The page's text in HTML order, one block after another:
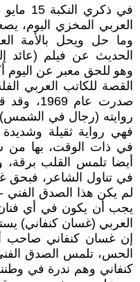
العربي المخزي اليوم،
وما حل ويحل بالأمة
الحديث عن فيلم (عائد
وهو للحق معبر عن
القصة للكاتب العربي
صدرت عام
روايته (رجال في الشمس)
فهي رواية ثقيلة
في ذات الوقت، بها من
أيضا تلمس القلب
في تناول الشاعر، فبحق
لم يكن هذا الصدق
يجب أن يكون في أي
العربي (غسان كنفاني)
إن غسان كنفاني
الحس، تلمس الصدق
كنفاني وهم ندرة في